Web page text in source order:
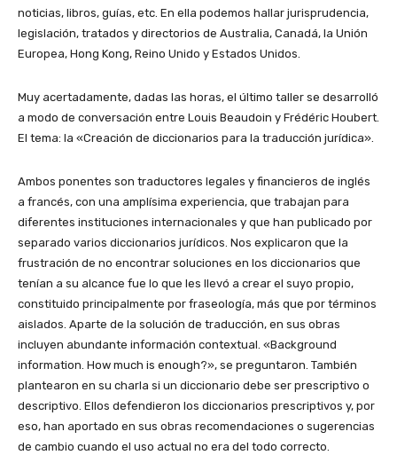
noticias, libros, guías, etc. En ella podemos hallar jurisprudencia,
legislación, tratados y directorios de Australia, Canadá, la Unión
Europea, Hong Kong, Reino Unido y Estados Unidos.
Muy acertadamente, dadas las horas, el último taller se desarrolló
a modo de conversación entre Louis Beaudoin y Frédéric Houbert.
El tema: la «Creación de diccionarios para la traducción jurídica».
Ambos ponentes son traductores legales y financieros de inglés
a francés, con una amplísima experiencia, que trabajan para
diferentes instituciones internacionales y que han publicado por
separado varios diccionarios jurídicos. Nos explicaron que la
frustración de no encontrar soluciones en los diccionarios que
tenían a su alcance fue lo que les llevó a crear el suyo propio,
constituido principalmente por fraseología, más que por términos
aislados. Aparte de la solución de traducción, en sus obras
incluyen abundante información contextual. «Background
information. How much is enough?», se preguntaron. También
plantearon en su charla si un diccionario debe ser prescriptivo o
descriptivo. Ellos defendieron los diccionarios prescriptivos y, por
eso, han aportado en sus obras recomendaciones o sugerencias
de cambio cuando el uso actual no era del todo correcto.